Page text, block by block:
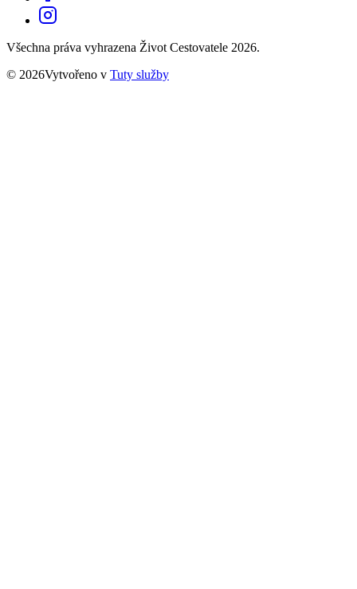
Všechna práva vyhrazena Život Cestovatele 2026.
© 2026Vytvořeno v Tuty služby